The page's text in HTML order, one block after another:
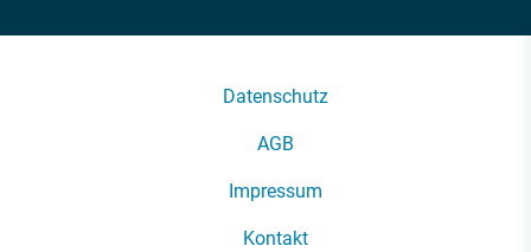
Datenschutz
AGB
Impressum
Kontakt